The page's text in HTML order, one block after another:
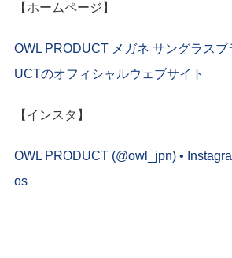
【ホームページ】
OWL PRODUCT メガネ サングラスブ
UCTのオフィシャルウェブサイト
【インスタ】
OWL PRODUCT (@owl_jpn) •
os